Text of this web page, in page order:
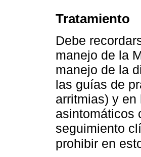
Tratamiento
Debe
manejo de la
manejo de la
las guías de
arritmias) y
asintomáticos
seguimiento
prohibir en